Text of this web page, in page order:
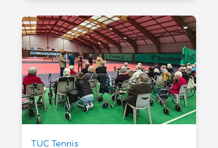
TUC Tennis